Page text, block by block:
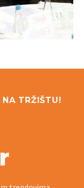
TRŽIŠTU!